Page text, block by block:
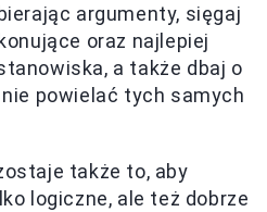
argumenty, sięgaj
oraz najlepiej
a także dbaj o
nie powielać tych samych
także to, aby
logiczne, ale też dobrze